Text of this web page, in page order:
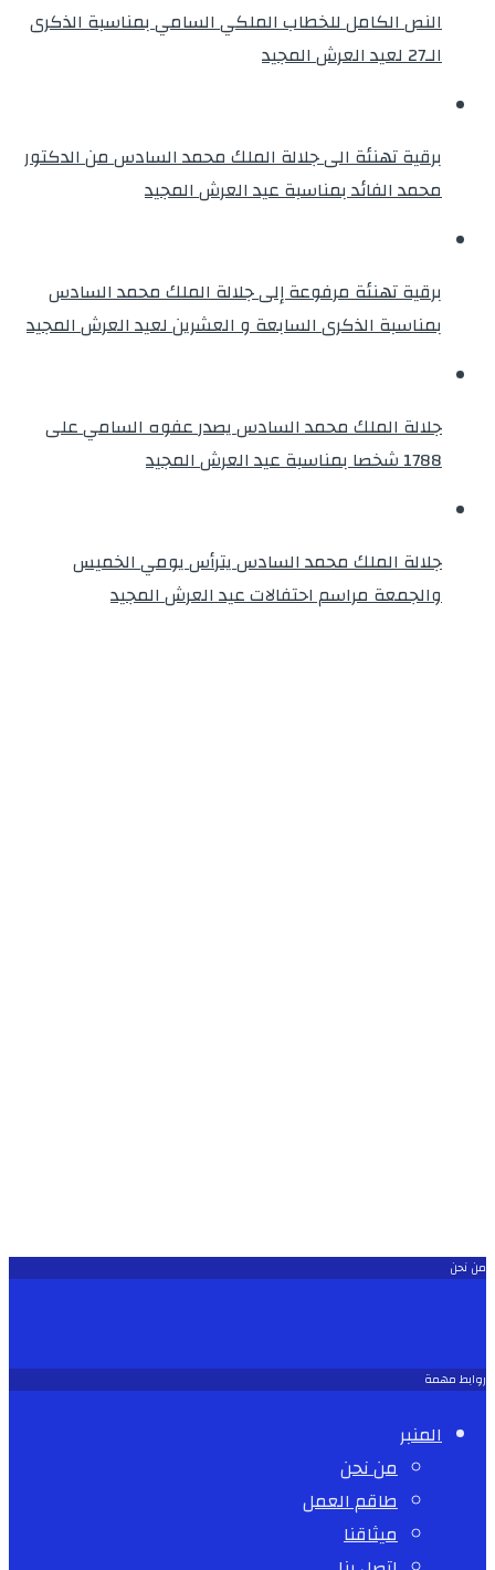
النص الكامل للخطاب الملكي السامي بمناسبة الذكرى
الـ27 لعيد العرش المجيد
برقية تهنئة الى جلالة الملك محمد السادس من الدكتور
محمد الفائد بمناسبة عيد العرش المجيد
برقية تهنئة مرفوعة إلى جلالة الملك محمد السادس
بمناسبة الذكرى السابعة و العشرين لعيد العرش المجيد
جلالة الملك محمد السادس يصدر عفوه السامي على
1788 شخصا بمناسبة عيد العرش المجيد
جلالة الملك محمد السادس يترأس يومي الخميس
والجمعة مراسم احتفالات عيد العرش المجيد
من نحن
روابط مهمة
المنبر
من نحن
طاقم العمل
ميثاقنا